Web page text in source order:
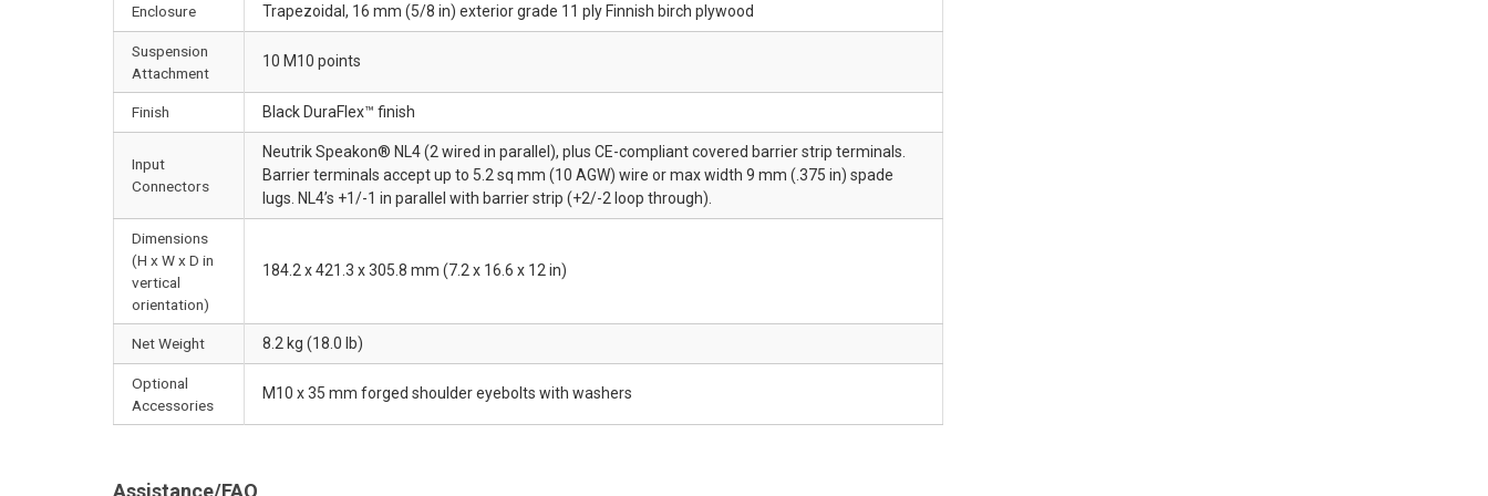
Enclosure Trapezoidal, 16 mm (5/8 in) exterior grade 11 ply Finnish birch plywood
Suspension
Attachment
10 M10 points
Finish Black DuraFlex™ finish
Input
Connectors
Neutrik Speakon® NL4 (2 wired in parallel), plus CE-compliant covered barrier strip terminals.
Barrier terminals accept up to 5.2 sq mm (10 AGW) wire or max width 9 mm (.375 in) spade
lugs. NL4’s +1/-1 in parallel with barrier strip (+2/-2 loop through).
Dimensions
(H x W x D in
vertical
orientation)
184.2 x 421.3 x 305.8 mm (7.2 x 16.6 x 12 in)
Net Weight 8.2 kg (18.0 lb)
Optional
Accessories
M10 x 35 mm forged shoulder eyebolts with washers
Assistance/FAQ